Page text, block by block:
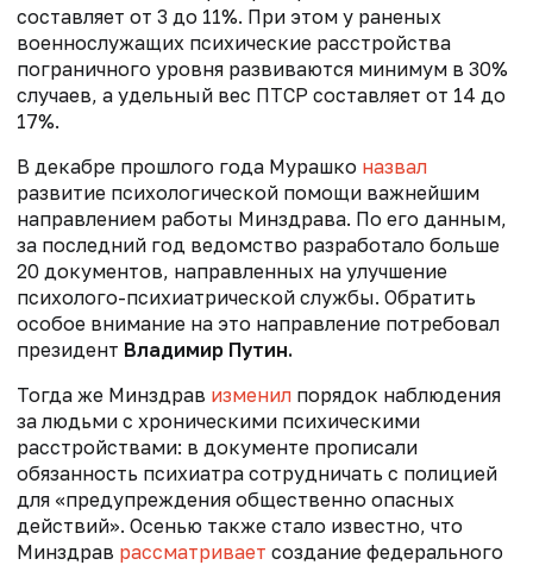
составляет от 3 до 11%. При этом у раненых
военнослужащих психические расстройства
пограничного уровня развиваются минимум в 30%
случаев, а удельный вес ПТСР составляет от 14 до
17%.
В декабре прошлого года Мурашко назвал
развитие психологической помощи важнейшим
направлением работы Минздрава. По его данным,
за последний год ведомство разработало больше
20 документов, направленных на улучшение
психолого-психиатрической службы. Обратить
особое внимание на это направление потребовал
президент Владимир Путин.
Тогда же Минздрав изменил порядок наблюдения
за людьми с хроническими психическими
расстройствами: в документе прописали
обязанность психиатра сотрудничать с полицией
для «предупреждения общественно опасных
действий». Осенью также стало известно, что
Минздрав рассматривает создание федерального